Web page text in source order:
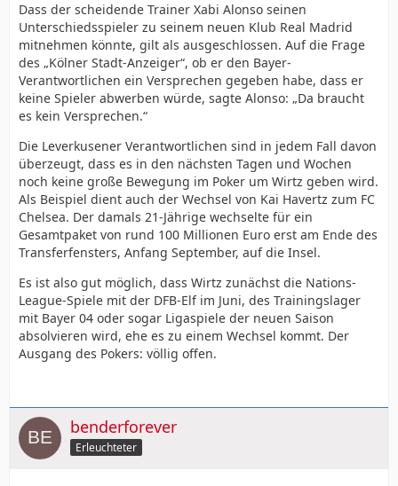
Dass der scheidende Trainer Xabi Alonso seinen
Unterschiedsspieler zu seinem neuen Klub Real Madrid
mitnehmen könnte, gilt als ausgeschlossen. Auf die Frage
des „Kölner Stadt-Anzeiger“, ob er den Bayer-
Verantwortlichen ein Versprechen gegeben habe, dass er
keine Spieler abwerben würde, sagte Alonso: „Da braucht
es kein Versprechen.“
Die Leverkusener Verantwortlichen sind in jedem Fall davon
überzeugt, dass es in den nächsten Tagen und Wochen
noch keine große Bewegung im Poker um Wirtz geben wird.
Als Beispiel dient auch der Wechsel von Kai Havertz zum FC
Chelsea. Der damals 21-Jährige wechselte für ein
Gesamtpaket von rund 100 Millionen Euro erst am Ende des
Transferfensters, Anfang September, auf die Insel.
Es ist also gut möglich, dass Wirtz zunächst die Nations-
League-Spiele mit der DFB-Elf im Juni, des Trainingslager
mit Bayer 04 oder sogar Ligaspiele der neuen Saison
absolvieren wird, ehe es zu einem Wechsel kommt. Der
Ausgang des Pokers: völlig offen.
benderforever
Erleuchteter